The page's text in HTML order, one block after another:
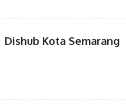
Dishub Kota Semarang